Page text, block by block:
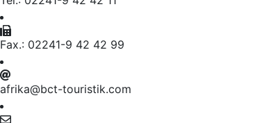
Fax.: 02241-9 42 42 99
afrika@bct-touristik.com